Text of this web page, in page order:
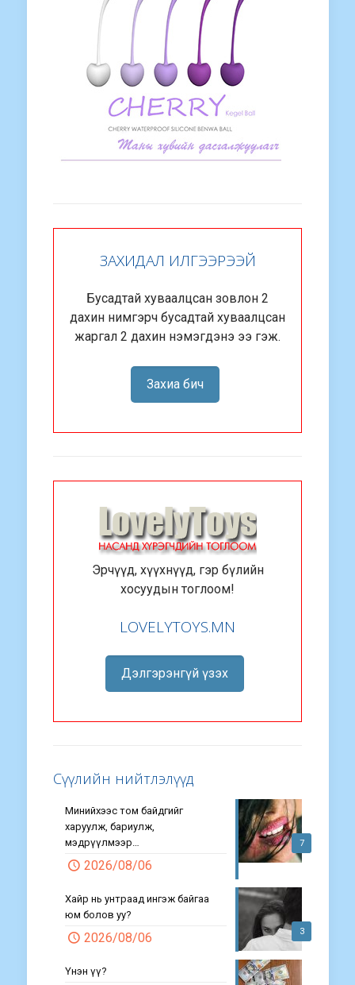
ЗАХИДАЛ ИЛГЭЭРЭЭЙ
Бусадтай хуваалцсан зовлон 2
дахин нимгэрч бусадтай хуваалцсан
жаргал 2 дахин нэмэгдэнэ ээ гэж.
Захиа бич
Эрчүүд, хүүхнүүд, гэр бүлийн
хосуудын тоглоом!
LOVELYTOYS.MN
Дэлгэрэнгүй үзэх
Сүүлийн нийтлэлүүд
7
Минийхээс том байдгийг
харуулж, бариулж,
мэдрүүлмээр…
2026/08/06
3
Хайр нь унтраад ингэж байгаа
юм болов уу?
2026/08/06
Үнэн үү?